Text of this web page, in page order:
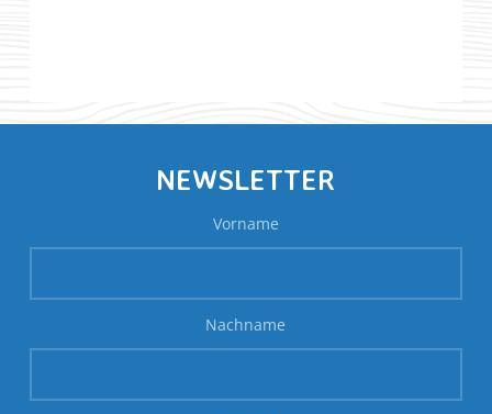
NEWSLETTER
Vorname
Nachname